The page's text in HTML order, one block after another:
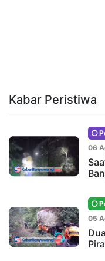
Kabar Peristiwa
06
05